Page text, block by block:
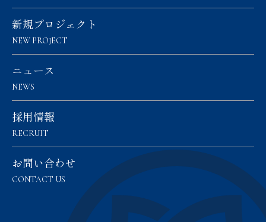
新規プロジェクト
NEW PROJECT
ニュース
NEWS
採用情報
RECRUIT
お問い合わせ
CONTACT US